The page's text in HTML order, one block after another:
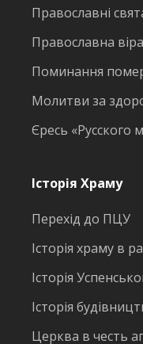
Православні
Православна віра
Поминання
Молитви за
Єресь «Русского
Історія Храму
Перехід до ПЦУ
Історія храму в
Історія
Історія
Церква в честь